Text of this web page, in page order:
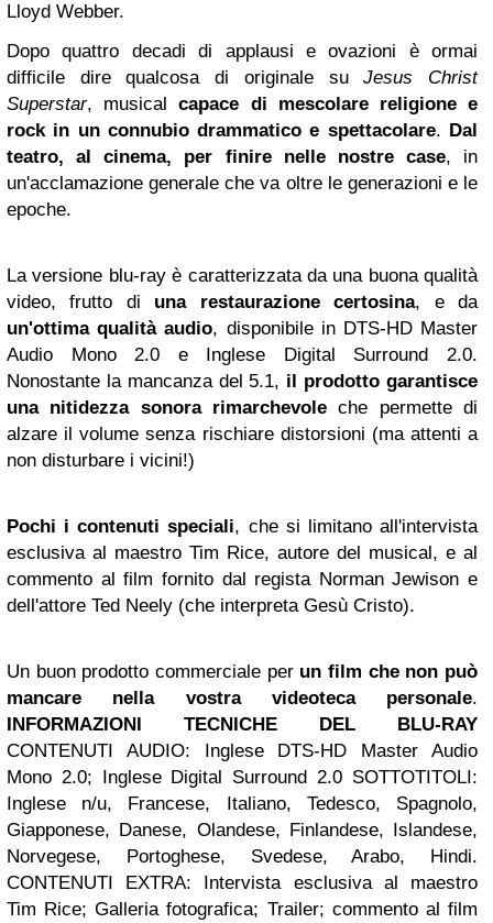
Lloyd Webber.
Dopo quattro decadi di applausi e ovazioni è ormai
difficile dire qualcosa di originale suJesus Christ
Superstar, musicalcapace di mescolare religione e
rock in un connubio drammatico e spettacolare. Dal
teatro, al cinema, per finire nelle nostre case, in
un'acclamazione generale che va oltre le generazioni e le
epoche.
La versione blu-ray è caratterizzata da una buona qualità
video, frutto di una restaurazione certosina, e da
un'ottima qualità audio, disponibile in DTS-HD Master
Audio Mono 2.0 e Inglese Digital Surround 2.0.
Nonostante la mancanza del 5.1, il prodotto garantisce
una nitidezza sonora rimarchevole che permette di
alzare il volume senza rischiare distorsioni (ma attenti a
non disturbare i vicini!)
Pochi i contenuti speciali, che si limitano all'intervista
esclusiva al maestro Tim Rice, autore del musical, e al
commento al film fornito dal regista Norman Jewison e
dell'attore Ted Neely (che interpreta Gesù Cristo).
Un buon prodotto commerciale per un film che non può
mancare nella vostra videoteca personale.
INFORMAZIONI TECNICHE DEL BLU-RAY
CONTENUTI AUDIO: Inglese DTS-HD Master Audio
Mono 2.0; Inglese Digital Surround 2.0 SOTTOTITOLI:
Inglese n/u, Francese, Italiano, Tedesco, Spagnolo,
Giapponese, Danese, Olandese, Finlandese, Islandese,
Norvegese, Portoghese, Svedese, Arabo, Hindi.
CONTENUTI EXTRA: Intervista esclusiva al maestro
Tim Rice; Galleria fotografica; Trailer; commento al film